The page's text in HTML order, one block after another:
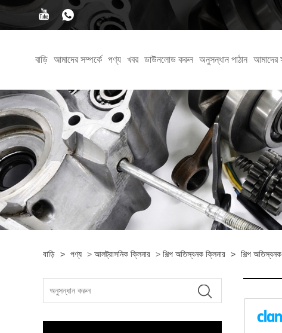
বাড়ি আমাদের সম্পর্কে পণ্য খবর ডাউনলোড করুন অনুসন্ধান পাঠান আমাদের
বাড়ি > পণ্য > আলট্রাসনিক ক্লিনার > শিল্প অতিস্বনক ক্লিনার > শিল্প অতিস্বনক